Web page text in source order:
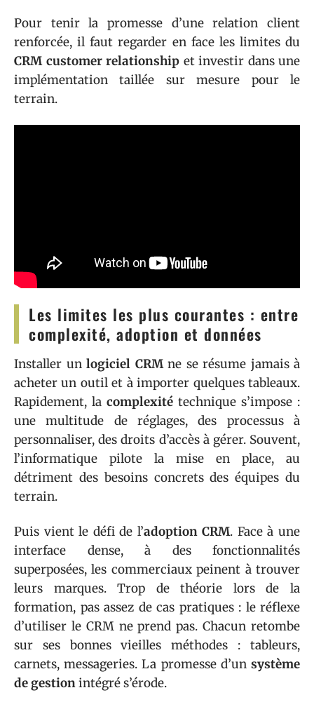
Pour tenir la promesse d’une relation client
renforcée, il faut regarder en face les limites du
CRM customer relationship et investir dans une
implémentation taillée sur mesure pour le
terrain.
Les limites les plus courantes : entre
complexité, adoption et données
Installer un logiciel CRMne se résume jamais à
acheter un outil et à importer quelques tableaux.
Rapidement, la complexité technique s’impose :
une multitude de réglages, des processus à
personnaliser, des droits d’accès à gérer. Souvent,
l’informatique pilote la mise en place, au
détriment des besoins concrets des équipes du
terrain.
Puis vient le défi de l’adoption CRM. Face à une
interface dense, à des fonctionnalités
superposées, les commerciaux peinent à trouver
leurs marques. Trop de théorie lors de la
formation, pas assez de cas pratiques : le réflexe
d’utiliser le CRM ne prend pas. Chacun retombe
sur ses bonnes vieilles méthodes : tableurs,
carnets, messageries. La promesse d’un système
de gestionintégré s’érode.